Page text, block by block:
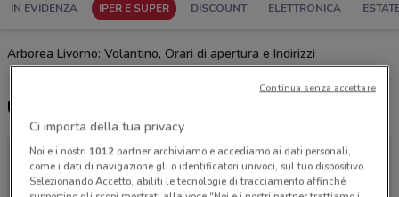
IN EVIDENZA IPER E SUPER DISCOUNT ELETTRONICA
Arborea Livorno: Volantino, Orari di apertura e Indirizzi
Ultime offerte del volantino Arborea
Ci importa della tua privacy
Noi e i nostri 1012partner archiviamo e accediamo ai dati personali,
come i dati di navigazione gli o identificatori univoci, sul tuo dispositivo.
Selezionando Accetto, abiliti le tecnologie di tracciamento affinché
Continua senza accettare